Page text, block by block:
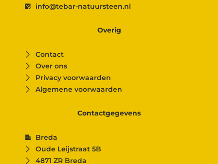
info@tebar-natuursteen.nl
Overig
Contact
Over ons
Privacy voorwaarden
Algemene voorwaarden
Contactgegevens
Breda
Oude Leijstraat 5B
4871 ZR Breda